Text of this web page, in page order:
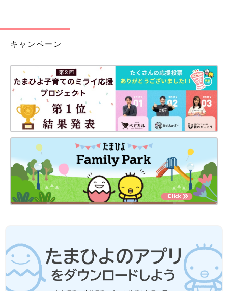
よね。ただでさえ育児や家事は大変なのに、肩
がこってしまうと余計に疲れてしまいます。毎
日をもっと快適に過ごせように、自分で肩こり
解消してみませんか？今回は、肩こり解消にな
るストレッチについて、パーソナルトレーナー
の倉田明菜さんに紹介いただきました。
今回、教えてもらったストレッチは、どれも特別な準備はいら
ず、数分でできるものばかり。痛みのある部位のストレッチを、
赤ちゃんのお昼寝中など、ちょっとした空き時間にやってみてく
ださいね。
『初めてのひよこクラブ』2022年秋号には、低月齢赤ちゃんの
ママ・パパ向けにお世話のしかたをわかりやすく写真つきで解説
した、別冊付録「0～3カ月 お世話の教科書」がついています。
参考／『初めてのひよこクラブ』2022年秋号別冊付録「0～3カ
月 お世話の教科書」
『初めてのひよこクラブ』最新号はこちら！
キャンペーン